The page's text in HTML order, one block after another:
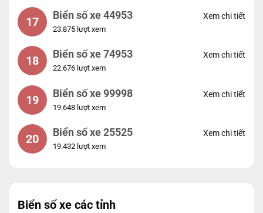
17 Biển số xe 44953
23.875 lượt xem
Xem chi tiết
18 Biển số xe 74953
22.676 lượt xem
Xem chi tiết
19 Biển số xe 99998
19.648 lượt xem
Xem chi tiết
20 Biển số xe 25525
19.432 lượt xem
Xem chi tiết
Biển số xe các tỉnh